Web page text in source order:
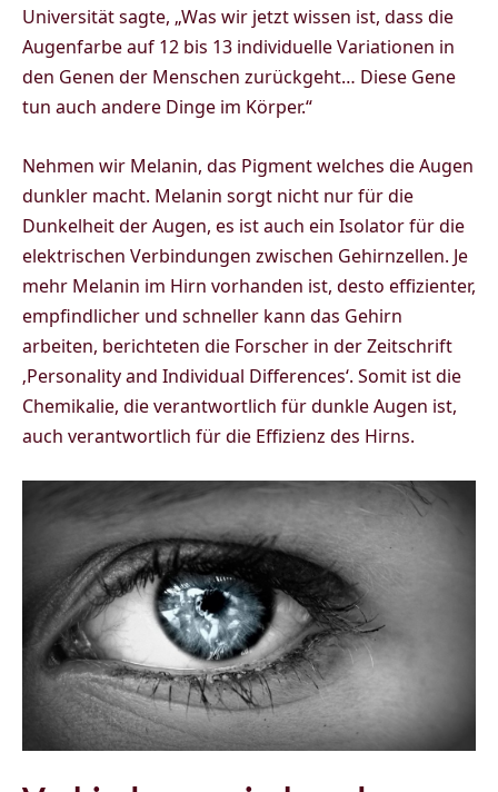
Universität sagte, „Was wir jetzt wissen ist, dass die
Augenfarbe auf 12 bis 13 individuelle Variationen in
den Genen der Menschen zurückgeht… Diese Gene
tun auch andere Dinge im Körper.“
Nehmen wir Melanin, das Pigment welches die Augen
dunkler macht. Melanin sorgt nicht nur für die
Dunkelheit der Augen, es ist auch ein Isolator für die
elektrischen Verbindungen zwischen Gehirnzellen. Je
mehr Melanin im Hirn vorhanden ist, desto effizienter,
empfindlicher und schneller kann das Gehirn
arbeiten, berichteten die Forscher in der Zeitschrift
‚Personality and Individual Differences‘. Somit ist die
Chemikalie, die verantwortlich für dunkle Augen ist,
auch verantwortlich für die Effizienz des Hirns.